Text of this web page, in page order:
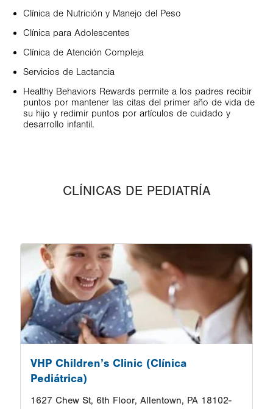
Clínica de Nutrición y Manejo del Peso
Clínica para Adolescentes
Clínica de Atención Compleja
Servicios de Lactancia
Healthy Behaviors Rewards permite a los padres recibir
puntos por mantener las citas del primer año de vida de
su hijo y redimir puntos por artículos de cuidado y
desarrollo infantil.
CLÍNICAS DE PEDIATRÍA
Image
VHP Children’s Clinic (Clínica
Pediátrica)
1627 Chew St, 6th Floor, Allentown, PA 18102-